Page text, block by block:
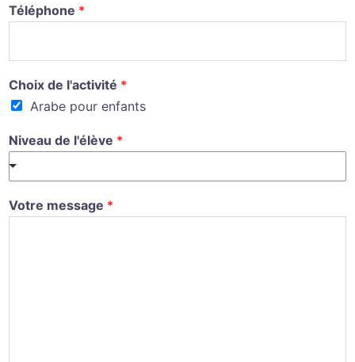
Téléphone *
Choix de l'activité *
Arabe pour enfants
Niveau de l'élève *
Votre message *